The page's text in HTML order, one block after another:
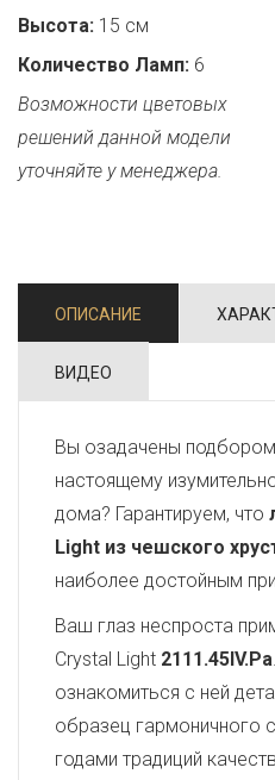
Высота: 15 см
Количество Ламп: 6
Возможности цветовых
решений данной модели
уточняйте у менеджера.
ОПИСАНИЕ
ВИДЕО
Вы озадачены
настоящему
дома? Гарантируем, что
Light из чешского
наиболее достойным
Ваш глаз неспроста
Crystal Light 2111.45IV.Pa
ознакомиться с ней
образец гармоничного
годами традиций